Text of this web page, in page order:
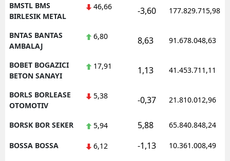
BMSTL BMS
BIRLESIK METAL
46,66 -3,60 177.829.715,98
BNTAS BANTAS
AMBALAJ
6,80 8,63 91.678.048,63
BOBET BOGAZICI
BETON SANAYI
17,91 1,13 41.453.711,11
BORLS BORLEASE
OTOMOTIV
5,38 -0,37 21.810.012,96
BORSK BOR SEKER 5,94 5,88 65.840.848,24
BOSSA BOSSA 6,12 -1,13 10.361.008,49